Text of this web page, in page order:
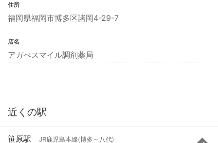
住所
福岡県福岡市博多区諸岡4-29-7
店名
アガぺスマイル調剤薬局
近くの駅
笹原駅 JR鹿児島本線(博多～八代)